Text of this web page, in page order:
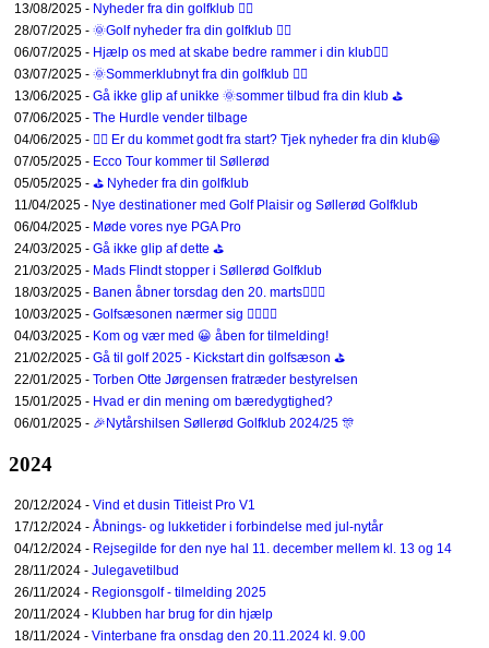
13/08/2025 - Nyheder fra din golfklub 🏌️‍♂️
28/07/2025 - 🌞Golf nyheder fra din golfklub 🏌️‍♂️
06/07/2025 - Hjælp os med at skabe bedre rammer i din klub🏌️‍♂️
03/07/2025 - 🌞Sommerklubnyt fra din golfklub 🏌️‍♂️
13/06/2025 - Gå ikke glip af unikke 🌞sommer tilbud fra din klub ⛳
07/06/2025 - The Hurdle vender tilbage
04/06/2025 - 🏌️‍♀️ Er du kommet godt fra start? Tjek nyheder fra din klub😀
07/05/2025 - Ecco Tour kommer til Søllerød
05/05/2025 - ⛳ Nyheder fra din golfklub
11/04/2025 - Nye destinationer med Golf Plaisir og Søllerød Golfklub
06/04/2025 - Møde vores nye PGA Pro
24/03/2025 - Gå ikke glip af dette ⛳
21/03/2025 - Mads Flindt stopper i Søllerød Golfklub
18/03/2025 - Banen åbner torsdag den 20. marts🏌️‍♂️⛳
10/03/2025 - Golfsæsonen nærmer sig 🏌️‍♀️🏌️‍♂️
04/03/2025 - Kom og vær med 😀 åben for tilmelding!
21/02/2025 - Gå til golf 2025 - Kickstart din golfsæson ⛳
22/01/2025 - Torben Otte Jørgensen fratræder bestyrelsen
15/01/2025 - Hvad er din mening om bæredygtighed?
06/01/2025 - 🎉Nytårshilsen Søllerød Golfklub 2024/25 🎊
2024
20/12/2024 - Vind et dusin Titleist Pro V1
17/12/2024 - Åbnings- og lukketider i forbindelse med jul-nytår
04/12/2024 - Rejsegilde for den nye hal 11. december mellem kl. 13 og 14
28/11/2024 - Julegavetilbud
26/11/2024 - Regionsgolf - tilmelding 2025
20/11/2024 - Klubben har brug for din hjælp
18/11/2024 - Vinterbane fra onsdag den 20.11.2024 kl. 9.00